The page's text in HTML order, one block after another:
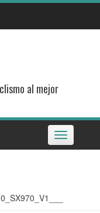
al mejor
Toggle
navigation